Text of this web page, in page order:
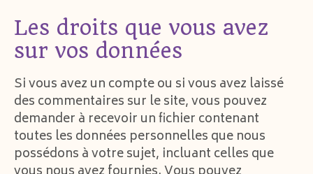
Les droits que vous avez
sur vos données
Si vous avez un compte ou si vous avez laissé
des commentaires sur le site, vous pouvez
demander à recevoir un fichier contenant
toutes les données personnelles que nous
possédons à votre sujet, incluant celles que